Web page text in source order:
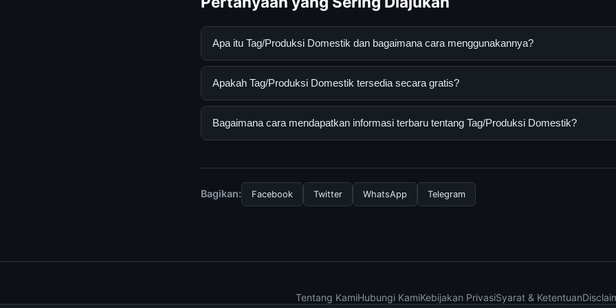
Apa itu Tag/Produksi Domestik dan bagaimana cara menggunakannya?
Tag/Produksi Domestik adalah layanan digital yang dirancang untuk membantu
mengikuti panduan yang tersedia.
Apakah Tag/Produksi Domestik tersedia secara gratis?
Ya, Tag/Produksi Domestik dapat diakses secara gratis oleh semua pengguna. Tidak
Bagaimana cara mendapatkan informasi terbaru tentang Tag/Produksi Domestik?
Bagikan:
Facebook Twitter WhatsApp Telegram
Tentang KamiHubungi KamiKebijakan PrivasiSyarat & Ketentuan